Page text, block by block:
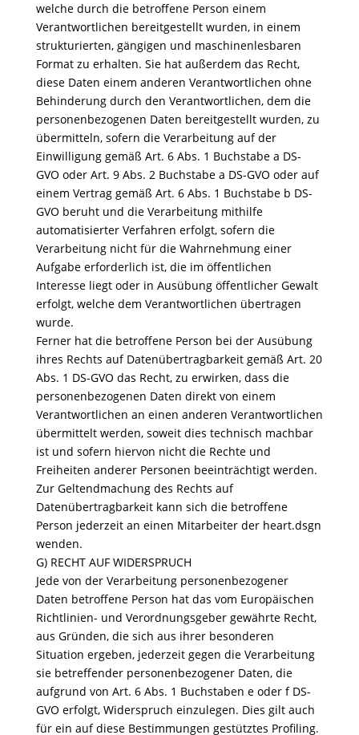
welche durch die betroffene Person einem
Verantwortlichen bereitgestellt wurden, in einem
strukturierten, gängigen und maschinenlesbaren
Format zu erhalten. Sie hat außerdem das Recht,
diese Daten einem anderen Verantwortlichen ohne
Behinderung durch den Verantwortlichen, dem die
personenbezogenen Daten bereitgestellt wurden, zu
übermitteln, sofern die Verarbeitung auf der
Einwilligung gemäß Art. 6 Abs. 1 Buchstabe a DS-
GVO oder Art. 9 Abs. 2 Buchstabe a DS-GVO oder auf
einem Vertrag gemäß Art. 6 Abs. 1 Buchstabe b DS-
GVO beruht und die Verarbeitung mithilfe
automatisierter Verfahren erfolgt, sofern die
Verarbeitung nicht für die Wahrnehmung einer
Aufgabe erforderlich ist, die im öffentlichen
Interesse liegt oder in Ausübung öffentlicher Gewalt
erfolgt, welche dem Verantwortlichen übertragen
wurde.
Ferner hat die betroffene Person bei der Ausübung
ihres Rechts auf Datenübertragbarkeit gemäß Art. 20
Abs. 1 DS-GVO das Recht, zu erwirken, dass die
personenbezogenen Daten direkt von einem
Verantwortlichen an einen anderen Verantwortlichen
übermittelt werden, soweit dies technisch machbar
ist und sofern hiervon nicht die Rechte und
Freiheiten anderer Personen beeinträchtigt werden.
Zur Geltendmachung des Rechts auf
Datenübertragbarkeit kann sich die betroffene
Person jederzeit an einen Mitarbeiter der heart.dsgn
wenden.
G) RECHT AUF WIDERSPRUCH
Jede von der Verarbeitung personenbezogener
Daten betroffene Person hat das vom Europäischen
Richtlinien- und Verordnungsgeber gewährte Recht,
aus Gründen, die sich aus ihrer besonderen
Situation ergeben, jederzeit gegen die Verarbeitung
sie betreffender personenbezogener Daten, die
aufgrund von Art. 6 Abs. 1 Buchstaben e oder f DS-
GVO erfolgt, Widerspruch einzulegen. Dies gilt auch
für ein auf diese Bestimmungen gestütztes Profiling.